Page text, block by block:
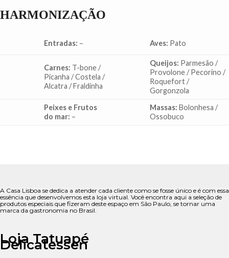
HARMONIZAÇÃO
Entradas: – Aves: Pato
Carnes: T-bone /
Picanha / Costela /
Alcatra / Fraldinha
Queijos: Parmesão /
Provolone / Pecorino /
Roquefort /
Gorgonzola
Peixes e Frutos
do mar: –
Massas: Bolonhesa /
Ossobuco
A Casa Lisboa se dedica a atender cada cliente como se fosse único e é com essa
essência que desenvolvemos esta loja virtual. Você encontra aqui a seleção de
produtos especiais que fizeram deste espaço em São Paulo, se tornar uma
marca da gastronomia no Brasil.
Loja Tatuapé
Delicatessen